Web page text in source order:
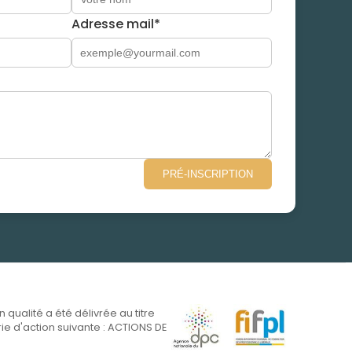
Adresse mail*
PRÉ-INSCRIPTION
qualité a été délivrée au titre
d'action suivante : ACTIONS DE